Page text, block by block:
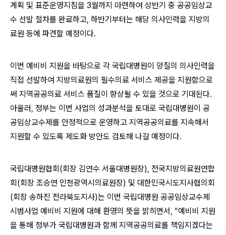
계획 및 표준운영지침을 3월까지 마련하여 상반기 중 공공임상교
수 선발 절차를 완료하고, 하반기부터는 해당 의사인력을 지방의
료원 등에 파견할 예정이다.
이번 예비비 지원을 바탕으로 각 국립대병원이 양질의 의사인력을
직접 선발하여 지방의료원의 필수의료 서비스 제공을 지원함으로
써 지역공공의료 서비스 품질이 향상될 수 있을 것으로 기대된다.
아울러, 정부는 이번 사업의 성과분석을 토대로 국립대병원이 공
공임상교수제를 안정적으로 운영하고 지역공공의료를 지속해서
지원할 수 있도록 제도화 방안도 검토해 나갈 예정이다.
국립대병원협회(회장 김연수 서울대병원장), 전국지방의료원연합
회(회장 조승연 인천광역시의료원장) 및 대한민국시도지사협의회
(회장 송하진 전라북도지사)는 이번 국립대병원 공공임상교수제
시범사업 예비비 지원에 대해 환영의 뜻을 밝히면서, “예비비 지원
을 통해 정부가 국립대병원과 함께 지역공공의료를 책임지겠다는